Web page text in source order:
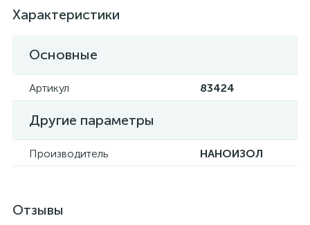
Характеристики
Основные
Артикул 83424
Другие параметры
Производитель НАНОИЗОЛ
Отзывы